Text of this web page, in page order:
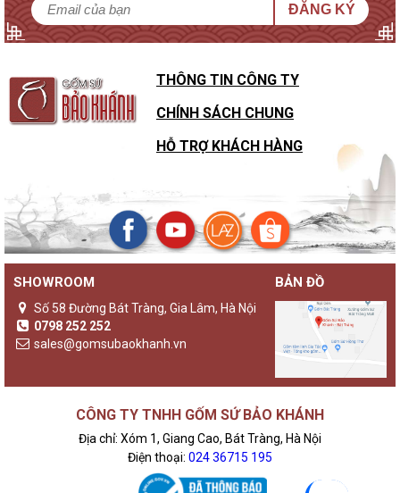
ĐĂNG KÝ
THÔNG TIN CÔNG TY
CHÍNH SÁCH CHUNG
HỖ TRỢ KHÁCH HÀNG
SHOWROOM
Số 58 Đường Bát Tràng, Gia Lâm, Hà Nội
0798 252 252
sales@gomsubaokhanh.vn
BẢN ĐỒ
CÔNG TY TNHH GỐM SỨ BẢO KHÁNH
Địa chỉ: Xóm 1, Giang Cao, Bát Tràng, Hà Nội
Điện thoại: 024 36715 195